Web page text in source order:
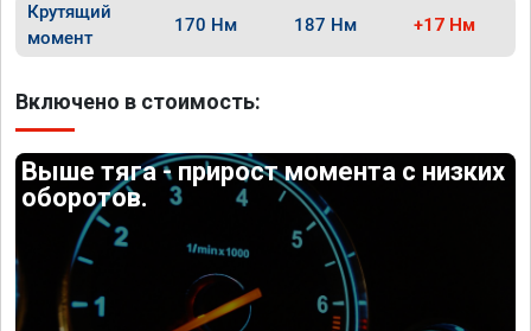
Крутящий
момент
170 Нм 187 Нм +17 Нм
Включено в стоимость:
Выше тяга - прирост момента с низких
оборотов.